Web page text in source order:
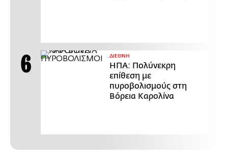
ΔΙΕΘΝΗ
ΗΠΑ: Πολύνεκρη
επίθεση με
πυροβολισμούς στη
Βόρεια Καρολίνα